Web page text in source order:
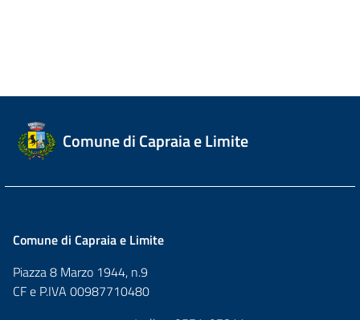
Comune di Capraia e Limite
Comune di Capraia e Limite
Piazza 8 Marzo 1944, n.9
CF e P.IVA 00987710480